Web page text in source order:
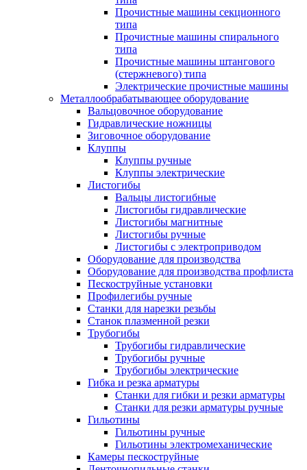
Прочистные машины секционного
типа
Прочистные машины спирального
типа
Прочистные машины штангового
(стержневого) типа
Электрические прочистные машины
Металлообрабатывающее оборудование
Вальцовочное оборудование
Гидравлические ножницы
Зиговочное оборудование
Клуппы
Клуппы ручные
Клуппы электрические
Листогибы
Вальцы листогибные
Листогибы гидравлические
Листогибы магнитные
Листогибы ручные
Листогибы с электроприводом
Оборудование для производства
Оборудование для производства профлиста
Пескоструйные установки
Профилегибы ручные
Станки для нарезки резьбы
Станок плазменной резки
Трубогибы
Трубогибы гидравлические
Трубогибы ручные
Трубогибы электрические
Гибка и резка арматуры
Станки для гибки и резки арматуры
Станки для резки арматуры ручные
Гильотины
Гильотины ручные
Гильотины электромеханические
Камеры пескоструйные